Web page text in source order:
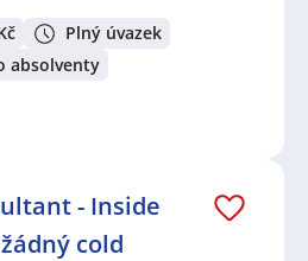
Plný úvazek
absolventy
- Inside
cold